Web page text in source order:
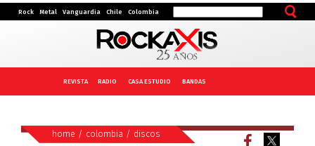
Rock Metal Vanguardia Chile Colombia
REVISTA RADIO CASA ESTUDIO BANDAS
home / colombia/ discos